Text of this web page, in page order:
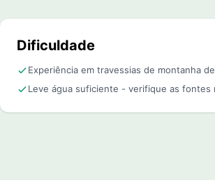
Dificuldade
Experiência em travessias de montanha
Leve água suficiente - verifique as fontes